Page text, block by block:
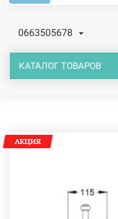
0663505678
КАТАЛОГ ТОВАРОВ